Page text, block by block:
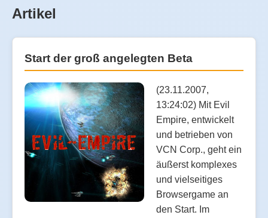
Artikel
Start der groß angelegten Beta
(23.11.2007,
13:24:02) Mit Evil
Empire, entwickelt
und betrieben von
VCN Corp., geht ein
äußerst komplexes
und vielseitiges
Browsergame an
den Start. Im